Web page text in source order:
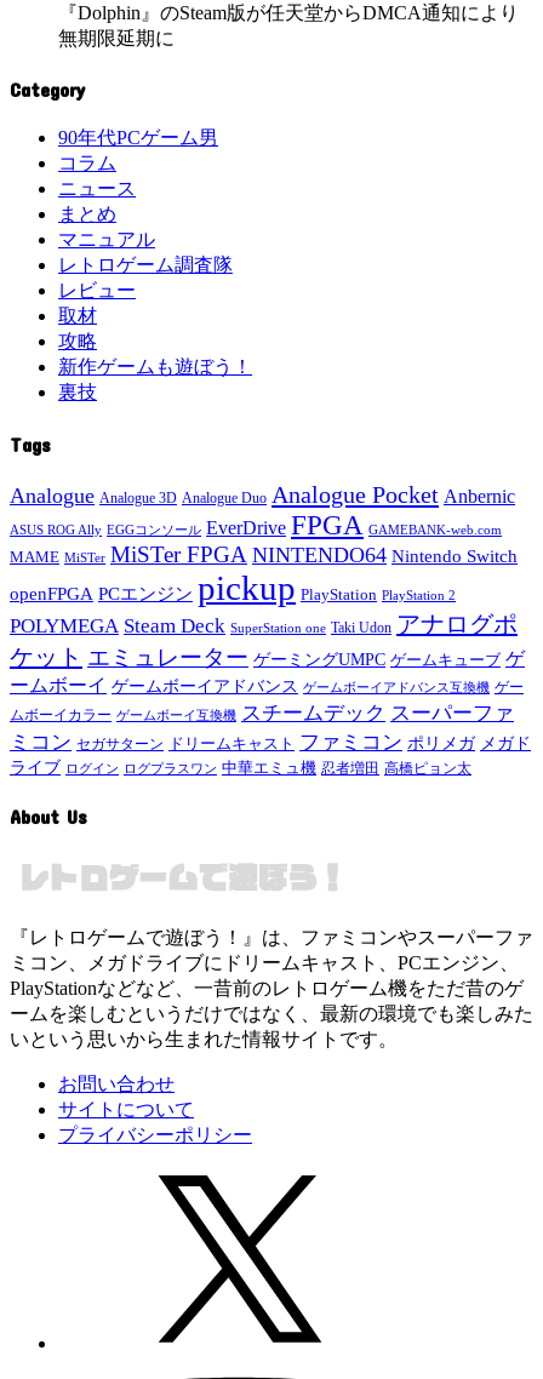
『Dolphin』のSteam版が任天堂からDMCA通知により
無期限延期に
Category
90年代PCゲーム男
コラム
ニュース
まとめ
マニュアル
レトロゲーム調査隊
レビュー
取材
攻略
新作ゲームも遊ぼう！
裏技
Tags
Analogue Analogue 3D Analogue Duo Analogue Pocket Anbernic
ASUS ROG Ally EGGコンソール EverDrive FPGA GAMEBANK-web.com
MAME MiSTer MiSTer FPGA NINTENDO64 Nintendo Switch
openFPGA PCエンジン pickup PlayStation PlayStation 2
POLYMEGA Steam Deck SuperStation one Taki Udon アナログポ
ケット エミュレーター ゲーミングUMPC ゲームキューブ ゲ
ームボーイ ゲームボーイアドバンス ゲームボーイアドバンス互換機 ゲー
ムボーイカラー ゲームボーイ互換機 スチームデック スーパーファ
ミコン セガサターン ドリームキャスト ファミコン ポリメガ メガド
ライブ ログイン ログプラスワン 中華エミュ機 忍者増田 高橋ピョン太
About Us
『レトロゲームで遊ぼう！』は、ファミコンやスーパーファ
ミコン、メガドライブにドリームキャスト、PCエンジン、
PlayStationなどなど、一昔前のレトロゲーム機をただ昔のゲ
ームを楽しむというだけではなく、最新の環境でも楽しみた
いという思いから生まれた情報サイトです。
お問い合わせ
サイトについて
プライバシーポリシー